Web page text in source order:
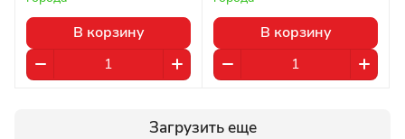
В корзину В корзину
Загрузить еще